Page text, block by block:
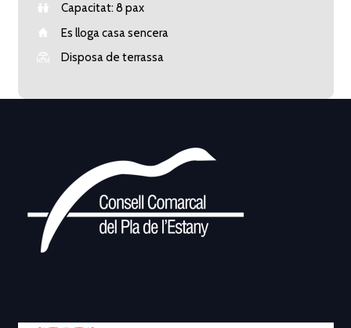
Capacitat: 8 pax
Es lloga casa sencera
Disposa de terrassa